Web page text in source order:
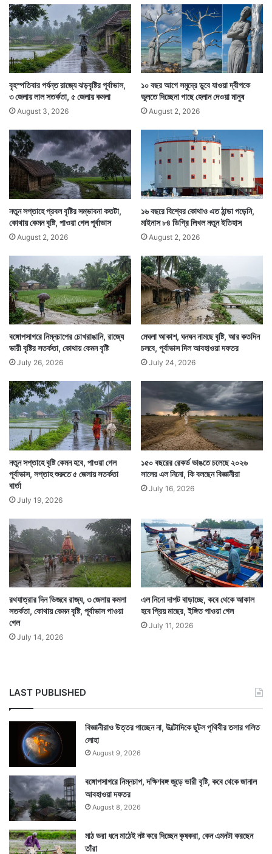
এদিকে বর্ষা ঢোকার আগেই নানা জায়গায় প্রাক বর্ষার বৃষ্টি শুরু হয়ে
গেছে। মুম্বই শহরে প্রাক বর্ষার বৃষ্টি এতটাই হয়েছে যে তার
প্রভাব জনজীবনে পড়ে। অনেক রাস্তায় জল জমে যায়।
অন্যদিকে ঝড়বৃষ্টির জেরে রাজস্থান থেকে দিল্লি, মধ্যপ্রদেশ
থেকে বিহার, সর্বত্রই আগুনে গরমের লম্বা স্পেল থেকে রেহাই
পেয়েছেন মানুষ। গরম কিছুটা হলেও কমেছে। — সংবাদ সংস্থার
সাহায্য নিয়ে লেখা
Tags Weather
ল
বি
জে
পি
বি
শা
ল
অ
ঞ্চ
লে
র
জ
ন
ব
ন
বৃহস্পতিবার পর্যন্ত রাজ্যে ঝড়বৃষ্টির পূর্বাভাস,
৩ জেলায় লাল সতর্কতা, ৫ জেলায় কমলা
August 3, 2026
১০ বছর আগে সমুদ্রে ডুবে যাওয়া দ্বীপকে
ভুলতে দিচ্ছেনা গাছে হেলান দেওয়া মানুষ
August 2, 2026
নতুন সপ্তাহে প্রবল বৃষ্টির সম্ভাবনা কতটা,
কোথায় কেমন বৃষ্টি, পাওয়া গেল পূর্বাভাস
August 2, 2026
১৬ বছরে বিশ্বের কোথাও এত ঠান্ডা পড়েনি,
মাইনাস ৮৪ ডিগ্রি লিখল নতুন ইতিহাস
August 2, 2026
বঙ্গোপসাগরে নিম্নচাপের চোখরাঙানি, রাজ্যে
ভারী বৃষ্টির সতর্কতা, কোথায় কেমন বৃষ্টি
July 26, 2026
মেঘলা আকাশ, ঘনঘন নামছে বৃষ্টি, আর কতদিন
চলবে, পূর্বাভাস দিল আবহাওয়া দফতর
July 24, 2026
নতুন সপ্তাহে বৃষ্টি কেমন হবে, পাওয়া গেল
পূর্বাভাস, সপ্তাহ শুরুতে ৫ জেলায় সতর্কতা
বার্তা
July 19, 2026
১৫০ বছরের রেকর্ড ভাঙতে চলেছে ২০২৬
সালের এল নিনো, কি বলছেন বিজ্ঞানীরা
July 16, 2026
রথযাত্রার দিন ভিজবে রাজ্য, ৩ জেলায় কমলা
সতর্কতা, কোথায় কেমন বৃষ্টি, পূর্বাভাস পাওয়া
গেল
July 14, 2026
এল নিনো দাপট বাড়াচ্ছে, কবে থেকে আকাল
হবে প্রিয় মাছের, ইঙ্গিত পাওয়া গেল
July 11, 2026
LAST PUBLISHED
বিজ্ঞানীরাও উত্তর পাচ্ছেন না, উল্টোদিকে ছুটল পৃথিবীর তলার গলিত
লোহা
August 9, 2026
বঙ্গোপসাগরে নিম্নচাপ, দক্ষিণবঙ্গ জুড়ে ভারী বৃষ্টি, কবে থেকে জানাল
আবহাওয়া দফতর
August 8, 2026
মাঠ ভরা ধনে মাঠেই নষ্ট করে দিচ্ছেন কৃষকরা, কেন এমনটা করছেন
তাঁরা